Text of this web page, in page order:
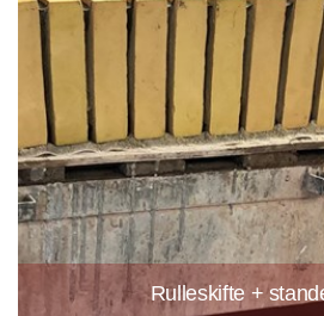
Rulleskifte +